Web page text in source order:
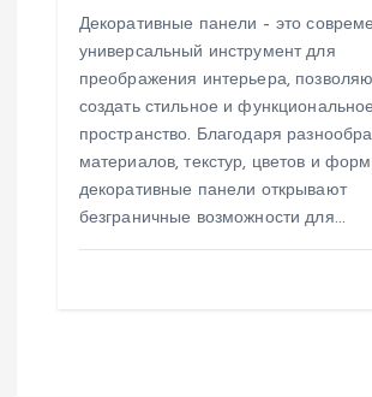
Декоративные панели – это
универсальный инструмент для
преображения интерьера,
создать стильное и функциональное
пространство. Благодаря
материалов, текстур, цветов и
декоративные панели открывают
безграничные возможности для…